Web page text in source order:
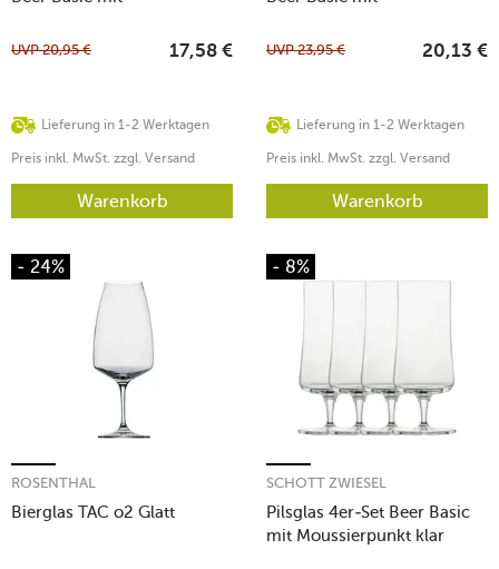
Lieferung in 1-2 Werktagen
UVP20,95 € 17,58 €
Preis inkl. MwSt. zzgl. Versand
Warenkorb
Lieferung in 1-2 Werktagen
UVP23,95 € 20,13 €
Preis inkl. MwSt. zzgl. Versand
Warenkorb
- 24%
Bierglas TAC o2 Glatt
ROSENTHAL
- 8%
Pilsglas 4er-Set Beer Basic
mit Moussierpunkt klar
SCHOTT ZWIESEL